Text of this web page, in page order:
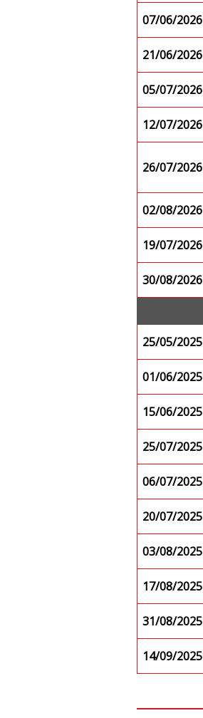
07/06/2026
21/06/2026
05/07/2026
12/07/2026
26/07/2026
02/08/2026
19/07/2026
30/08/2026
25/05/2025
01/06/2025
15/06/2025
25/07/2025
06/07/2025
20/07/2025
03/08/2025
17/08/2025
31/08/2025
14/09/2025